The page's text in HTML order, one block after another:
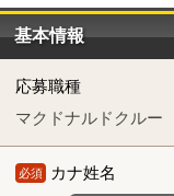
基本情報
応募職種
マクドナルドクルー
必須 カナ姓名